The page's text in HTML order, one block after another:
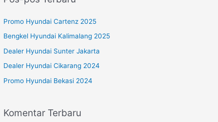
i
u
k
:
Promo Hyundai Cartenz 2025
Bengkel Hyundai Kalimalang 2025
Dealer Hyundai Sunter Jakarta
Dealer Hyundai Cikarang 2024
Promo Hyundai Bekasi 2024
Komentar Terbaru